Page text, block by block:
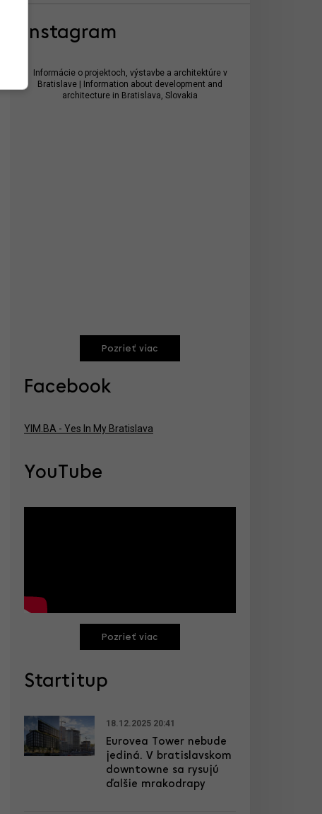
Instagram
Informácie o projektoch, výstavbe a architektúre v
Bratislave | Information about development and
architecture in Bratislava, Slovakia
Pozrieť viac
Facebook
YIM.BA - Yes In My Bratislava
YouTube
Pozrieť viac
Startitup
18.12.2025 20:41
Eurovea Tower nebude
jediná. V bratislavskom
downtowne sa rysujú
ďalšie mrakodrapy